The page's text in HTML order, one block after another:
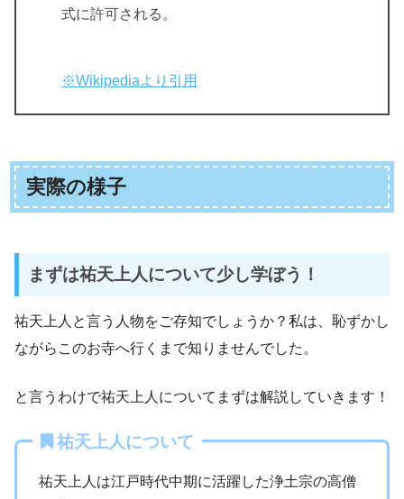
式に許可される。
※Wikipediaより引用
実際の様子
まずは祐天上人について少し学ぼう！
祐天上人と言う人物をご存知でしょうか？私は、恥ずかし
ながらこのお寺へ行くまで知りませんでした。
と言うわけで祐天上人についてまずは解説していきます！
祐天上人について
祐天上人は江戸時代中期に活躍した浄土宗の高僧